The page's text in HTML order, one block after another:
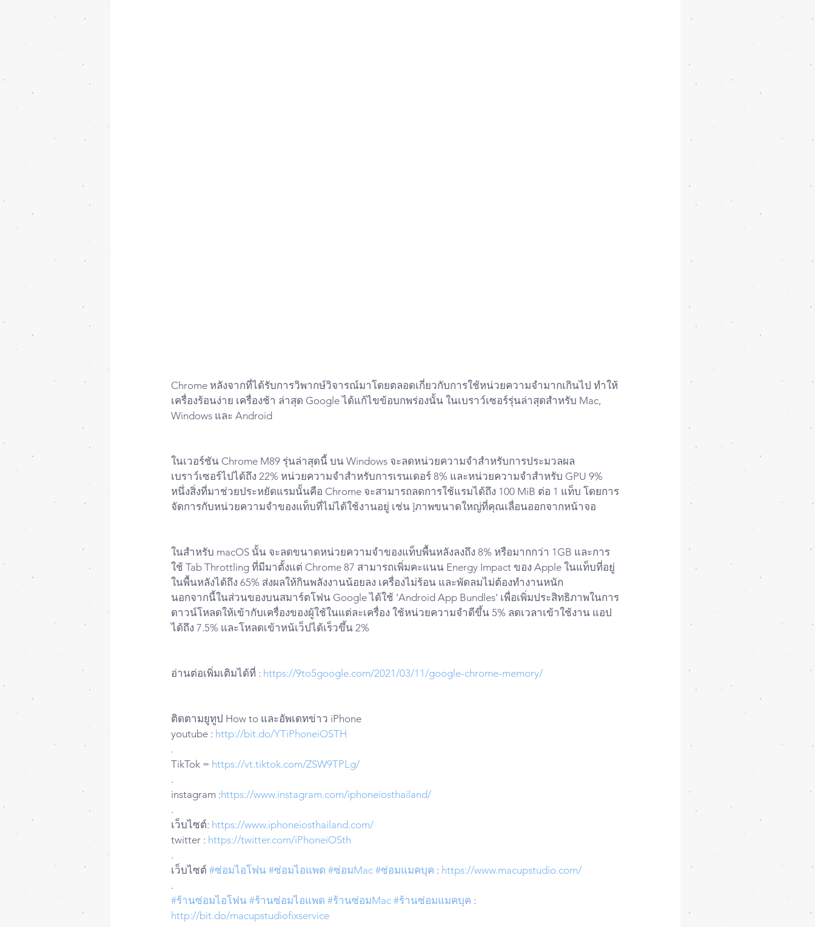
Chrome หลังจากที่ได้รับการวิพากษ์วิจารณ์มาโดยตลอดเกี่ยวกับการใช้หน่วยความจำมากเกินไป ทำให้
เครื่องร้อนง่าย เครื่องช้า ล่าสุด Google ได้แก้ไขข้อบกพร่องนั้น ในเบราว์เซอร์รุ่นล่าสุดสำหรับ Mac,
Windows และ Android
ในเวอร์ชัน Chrome M89 รุ่นล่าสุดนี้ บน Windows จะลดหน่วยความจำสำหรับการประมวลผล
เบราว์เซอร์ไปได้ถึง 22% หน่วยความจำสำหรับการเรนเดอร์ 8% และหน่วยความจำสำหรับ GPU 9%
หนึ่งสิ่งที่มาช่วยประหยัดแรมนั้นคือ Chrome จะสามารถลดการใช้แรมได้ถึง 100 MiB ต่อ 1 แท็บ โดยการ
จัดการกับหน่วยความจำของแท็บที่ไม่ได้ใช้งานอยู่ เช่น ]ภาพขนาดใหญ่ที่คุณเลื่อนออกจากหน้าจอ
ในสำหรับ macOS นั้น จะลดขนาดหน่วยความจำของแท็บพื้นหลังลงถึง 8% หรือมากกว่า 1GB และการ
ใช้ Tab Throttling ที่มีมาตั้งแต่ Chrome 87 สามารถเพิ่มคะแนน Energy Impact ของ Apple ในแท็บที่อยู่
ในพื้นหลังได้ถึง 65% ส่งผลให้กินพลังงานน้อยลง เครื่องไม่ร้อน และพัดลมไม่ต้องทำงานหนัก
นอกจากนี้ในส่วนของบนสมาร์ตโฟน Google ได้ใช้ ‘Android App Bundles’ เพื่อเพิ่มประสิทธิภาพในการ
ดาวน์โหลดให้เข้ากับเครื่องของผู้ใช้ในแต่ละเครื่อง ใช้หน่วยความจำดีขึ้น 5% ลดเวลาเข้าใช้งาน แอป
ได้ถึง 7.5% และโหลดเข้าหน้เว็ปได้เร็วขึ้น 2%
อ่านต่อเพิ่มเติมได้ที่ : https://9to5google.com/2021/03/11/google-chrome-memory/
ติดตามยูทูป How to และอัพเดทข่าว iPhone
youtube : http://bit.do/YTiPhoneiOSTH
.
TikTok = https://vt.tiktok.com/ZSW9TPLg/
.
instagram :https://www.instagram.com/iphoneiosthailand/
.
เว็บไซต์: https://www.iphoneiosthailand.com/
twitter : https://twitter.com/iPhoneiOSth
.
เว็บไซต์ #ซ่อมไอโฟน #ซ่อมไอแพด #ซ่อมMac #ซ่อมแมคบุค : https://www.macupstudio.com/
.
#ร้านซ่อมไอโฟน #ร้านซ่อมไอแพด #ร้านซ่อมMac #ร้านซ่อมแมคบุค :
http://bit.do/macupstudiofixservice